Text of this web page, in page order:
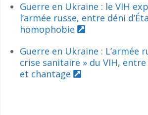
Guerre en Ukraine : le VIH
l’armée russe, entre déni
homophobie
Guerre en Ukraine : L’armée
crise sanitaire » du VIH,
et chantage